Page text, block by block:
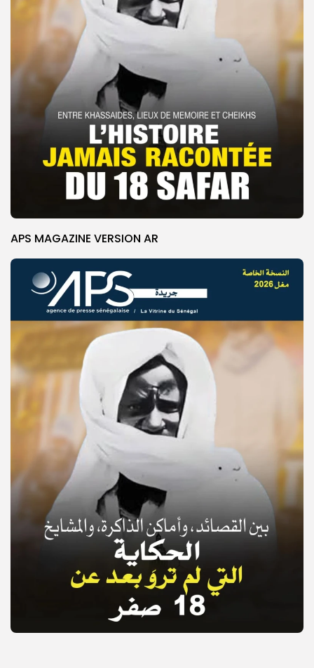
© Copyright 2025, APS
APS MAGAZINE VERSION AR